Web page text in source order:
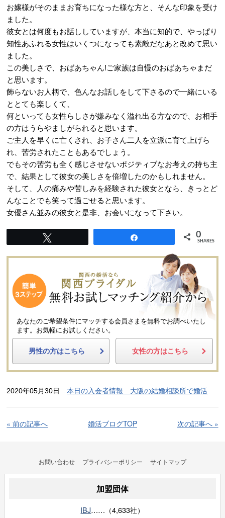
お嬢様がそのままお育ちになった様な方と、そんな印象を受け
ました。
彼女とは何度もお話ししていますが、本当に知的で、やっぱり
知性あふれる女性はいくつになっても素敵だなあと改めて思い
ました。
この美しさで、おばあちゃん!ご家族は自慢のおばあちゃまだ
と思います。
飾らないお人柄で、色んなお話しをして下さるので一緒にいる
ととても楽しくて、
何といっても女性らしさが嫌みなく溢れ出る方なので、お相手
の方はうらやましがられると思います。
ご主人を早くに亡くされ、お子さん二人を立派に育て上げら
れ、苦労されたこともあるでしょう。
でもその苦労も全く感じさせないポジティブなお考えの持ち主
で、結果として彼女の美しさを倍増したのかもしれません。
そして、人の痛みや苦しみを経験された彼女となら、きっとど
んなことでも笑って過ごせると思います。
女優さん並みの彼女と是非、お会いになって下さい。
0
SHARES
あなたのご希望条件にマッチする会員さまを無料でお調べいたし
ます。
お気軽にお試しください。
男性の方はこちら 女性の方はこちら
2020年05月30日本日の入会者情報 大阪の結婚相談所で婚活
« 前の記事へ 婚活ブログTOP 次の記事へ »
お問い合わせ プライバシーポリシー サイトマップ
加盟団体
IBJ……（4,633社）